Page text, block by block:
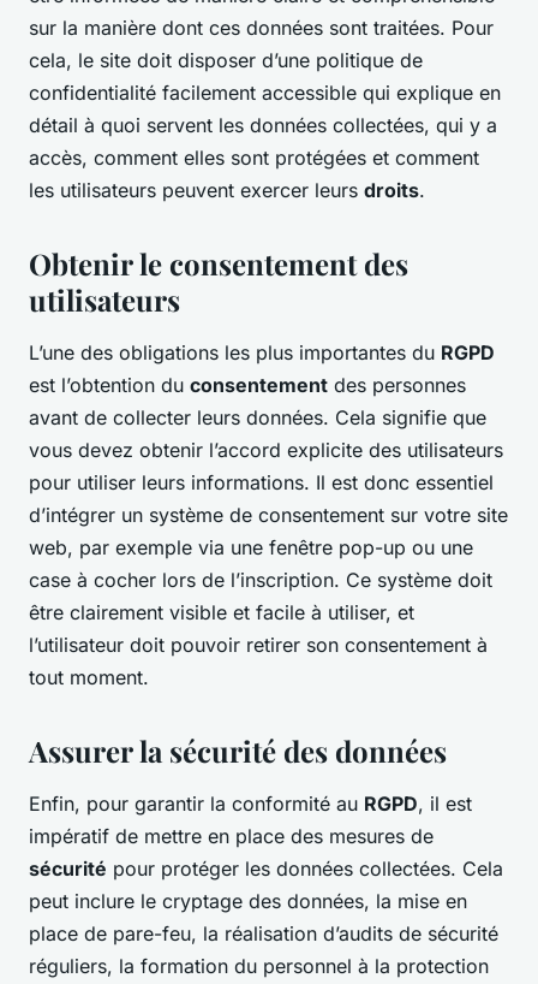
sur la manière dont ces données sont traitées. Pour
cela, le site doit disposer d’une politique de
confidentialité facilement accessible qui explique en
détail à quoi servent les données collectées, qui y a
accès, comment elles sont protégées et comment
les utilisateurs peuvent exercer leurs droits.
Obtenir le consentement des
utilisateurs
L’une des obligations les plus importantes du RGPD
est l’obtention du consentement des personnes
avant de collecter leurs données. Cela signifie que
vous devez obtenir l’accord explicite des utilisateurs
pour utiliser leurs informations. Il est donc essentiel
d’intégrer un système de consentement sur votre site
web, par exemple via une fenêtre pop-up ou une
case à cocher lors de l’inscription. Ce système doit
être clairement visible et facile à utiliser, et
l’utilisateur doit pouvoir retirer son consentement à
tout moment.
Assurer la sécurité des données
Enfin, pour garantir la conformité au RGPD, il est
impératif de mettre en place des mesures de
sécurité pour protéger les données collectées. Cela
peut inclure le cryptage des données, la mise en
place de pare-feu, la réalisation d’audits de sécurité
réguliers, la formation du personnel à la protection